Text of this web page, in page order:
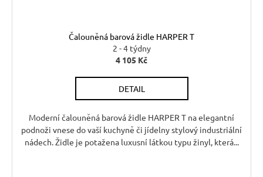
Čalouněná barová židle HARPER T
2 - 4 týdny
4 105 Kč
DETAIL
Moderní čalouněná barová židle HARPER T na elegantní
podnoži vnese do vaší kuchyně či jídelny stylový industriální
nádech. Židle je potažena luxusní látkou typu žinyl, která...